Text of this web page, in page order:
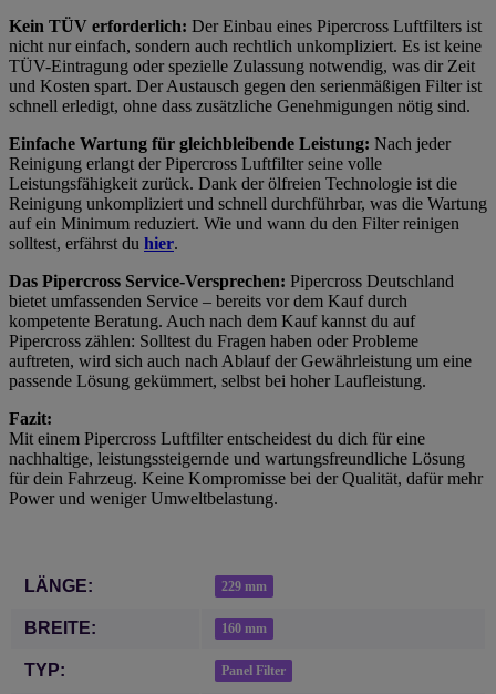
Kein TÜV erforderlich: Der Einbau eines Pipercross Luftfilters ist
nicht nur einfach, sondern auch rechtlich unkompliziert. Es ist keine
TÜV-Eintragung oder spezielle Zulassung notwendig, was dir Zeit
und Kosten spart. Der Austausch gegen den serienmäßigen Filter ist
schnell erledigt, ohne dass zusätzliche Genehmigungen nötig sind.
Einfache Wartung für gleichbleibende Leistung: Nach jeder
Reinigung erlangt der Pipercross Luftfilter seine volle
Leistungsfähigkeit zurück. Dank der ölfreien Technologie ist die
Reinigung unkompliziert und schnell durchführbar, was die Wartung
auf ein Minimum reduziert. Wie und wann du den Filter reinigen
solltest, erfährst du hier.
Das Pipercross Service-Versprechen: Pipercross Deutschland
bietet umfassenden Service – bereits vor dem Kauf durch
kompetente Beratung. Auch nach dem Kauf kannst du auf
Pipercross zählen: Solltest du Fragen haben oder Probleme
auftreten, wird sich auch nach Ablauf der Gewährleistung um eine
passende Lösung gekümmert, selbst bei hoher Laufleistung.
Fazit:
Mit einem Pipercross Luftfilter entscheidest du dich für eine
nachhaltige, leistungssteigernde und wartungsfreundliche Lösung
für dein Fahrzeug. Keine Kompromisse bei der Qualität, dafür mehr
Power und weniger Umweltbelastung.
Produkteigenschaft
Wert
LÄNGE: 229 mm
BREITE: 160 mm
TYP: Panel Filter